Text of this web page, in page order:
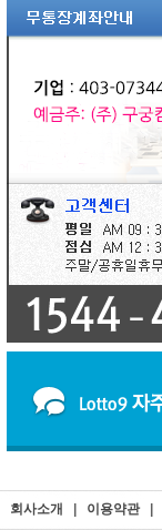
회사소개 이용약관|